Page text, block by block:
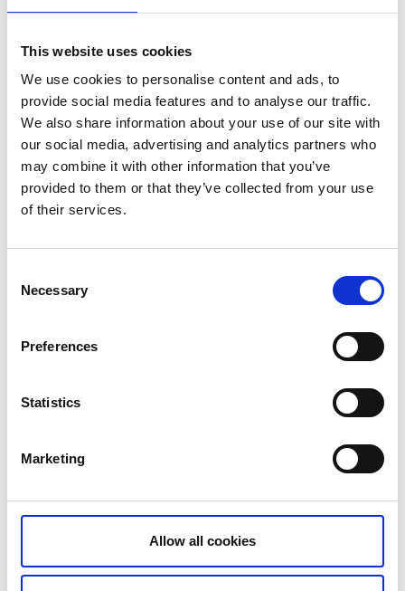
This website uses cookies
We use cookies to personalise content and ads, to
provide social media features and to analyse our traffic.
We also share information about your use of our site with
our social media, advertising and analytics partners who
may combine it with other information that you’ve
provided to them or that they’ve collected from your use
of their services.
Selection
Necessary
Preferences
Statistics
Marketing
Allow all cookies
Mamma Sushi
Min Min Sushi
Mortens
Meatings
Råg
Asian & sushi bar